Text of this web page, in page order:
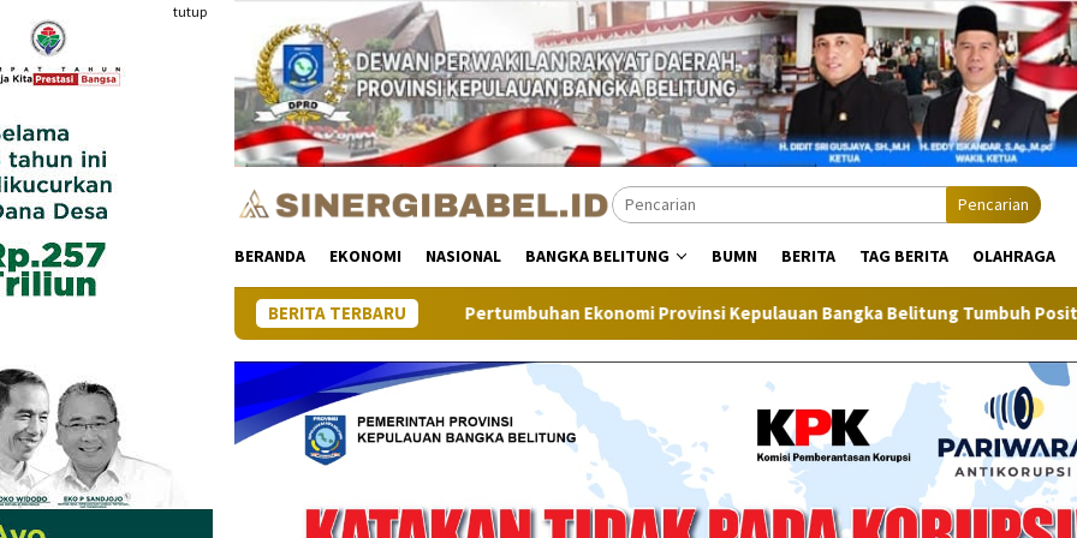
konten
tutup
Pencarian
BERANDA EKONOMI NASIONAL BANGKA BELITUNG BUMN BERITA TAG BERITA OLAHRAGA
BERITA TERBARU
Pertumbuhan Ekonomi Provinsi Kepulauan Bangka Belitung Tumbuh Positif Inflasi